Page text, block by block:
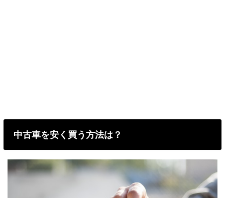
中古車を安く買う方法は？